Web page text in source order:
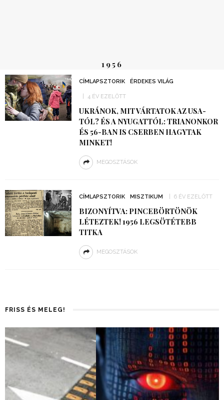
1956
CÍMLAPSZTORIK ÉRDEKES VILÁG
4 ÉV EZELŐTT
UKRÁNOK, MIT VÁRTATOK AZ USA-
TÓL? ÉS A NYUGATTÓL: TRIANONKOR
ÉS 56-BAN IS CSERBEN HAGYTAK
MINKET!
MEGOSZTÁSOK
CÍMLAPSZTORIK MISZTIKUM 6 ÉV EZELŐTT
BIZONYÍTVA: PINCEBÖRTÖNÖK
LÉTEZTEK! 1956 LEGSÖTÉTEBB
TITKA
MEGOSZTÁSOK
FRISS ÉS MELEG!